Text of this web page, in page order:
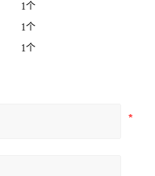
1个
1个
1个